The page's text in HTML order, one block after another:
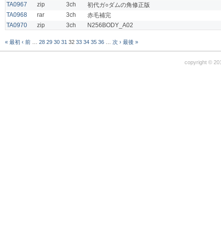
TA0967
zip 3ch
初代ガ○ダムの角修正版
TA0968
rar 3ch
赤毛補完
TA0970
zip 3ch N256BODY_A02
« 最初 ‹ 前 28 29 30 31 32 33 34 35 36 次 › 最後 »
copyright ©